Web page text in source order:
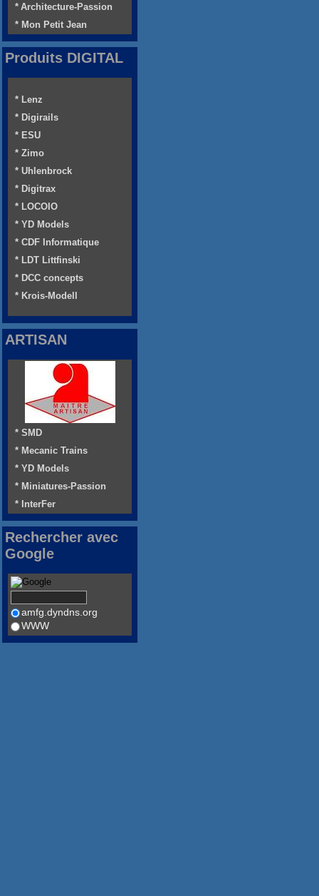
* Architecture-Passion
* Mon Petit Jean
Produits DIGITAL
* Lenz
* Digirails
* ESU
* Zimo
* Uhlenbrock
* Digitrax
* LOCOIO
* YD Models
* CDF Informatique
* LDT Littfinski
* DCC concepts
* Krois-Modell
ARTISAN
* SMD
* Mecanic Trains
* YD Models
* Miniatures-Passion
* InterFer
Rechercher avec
Google
amfg.dyndns.org
WWW